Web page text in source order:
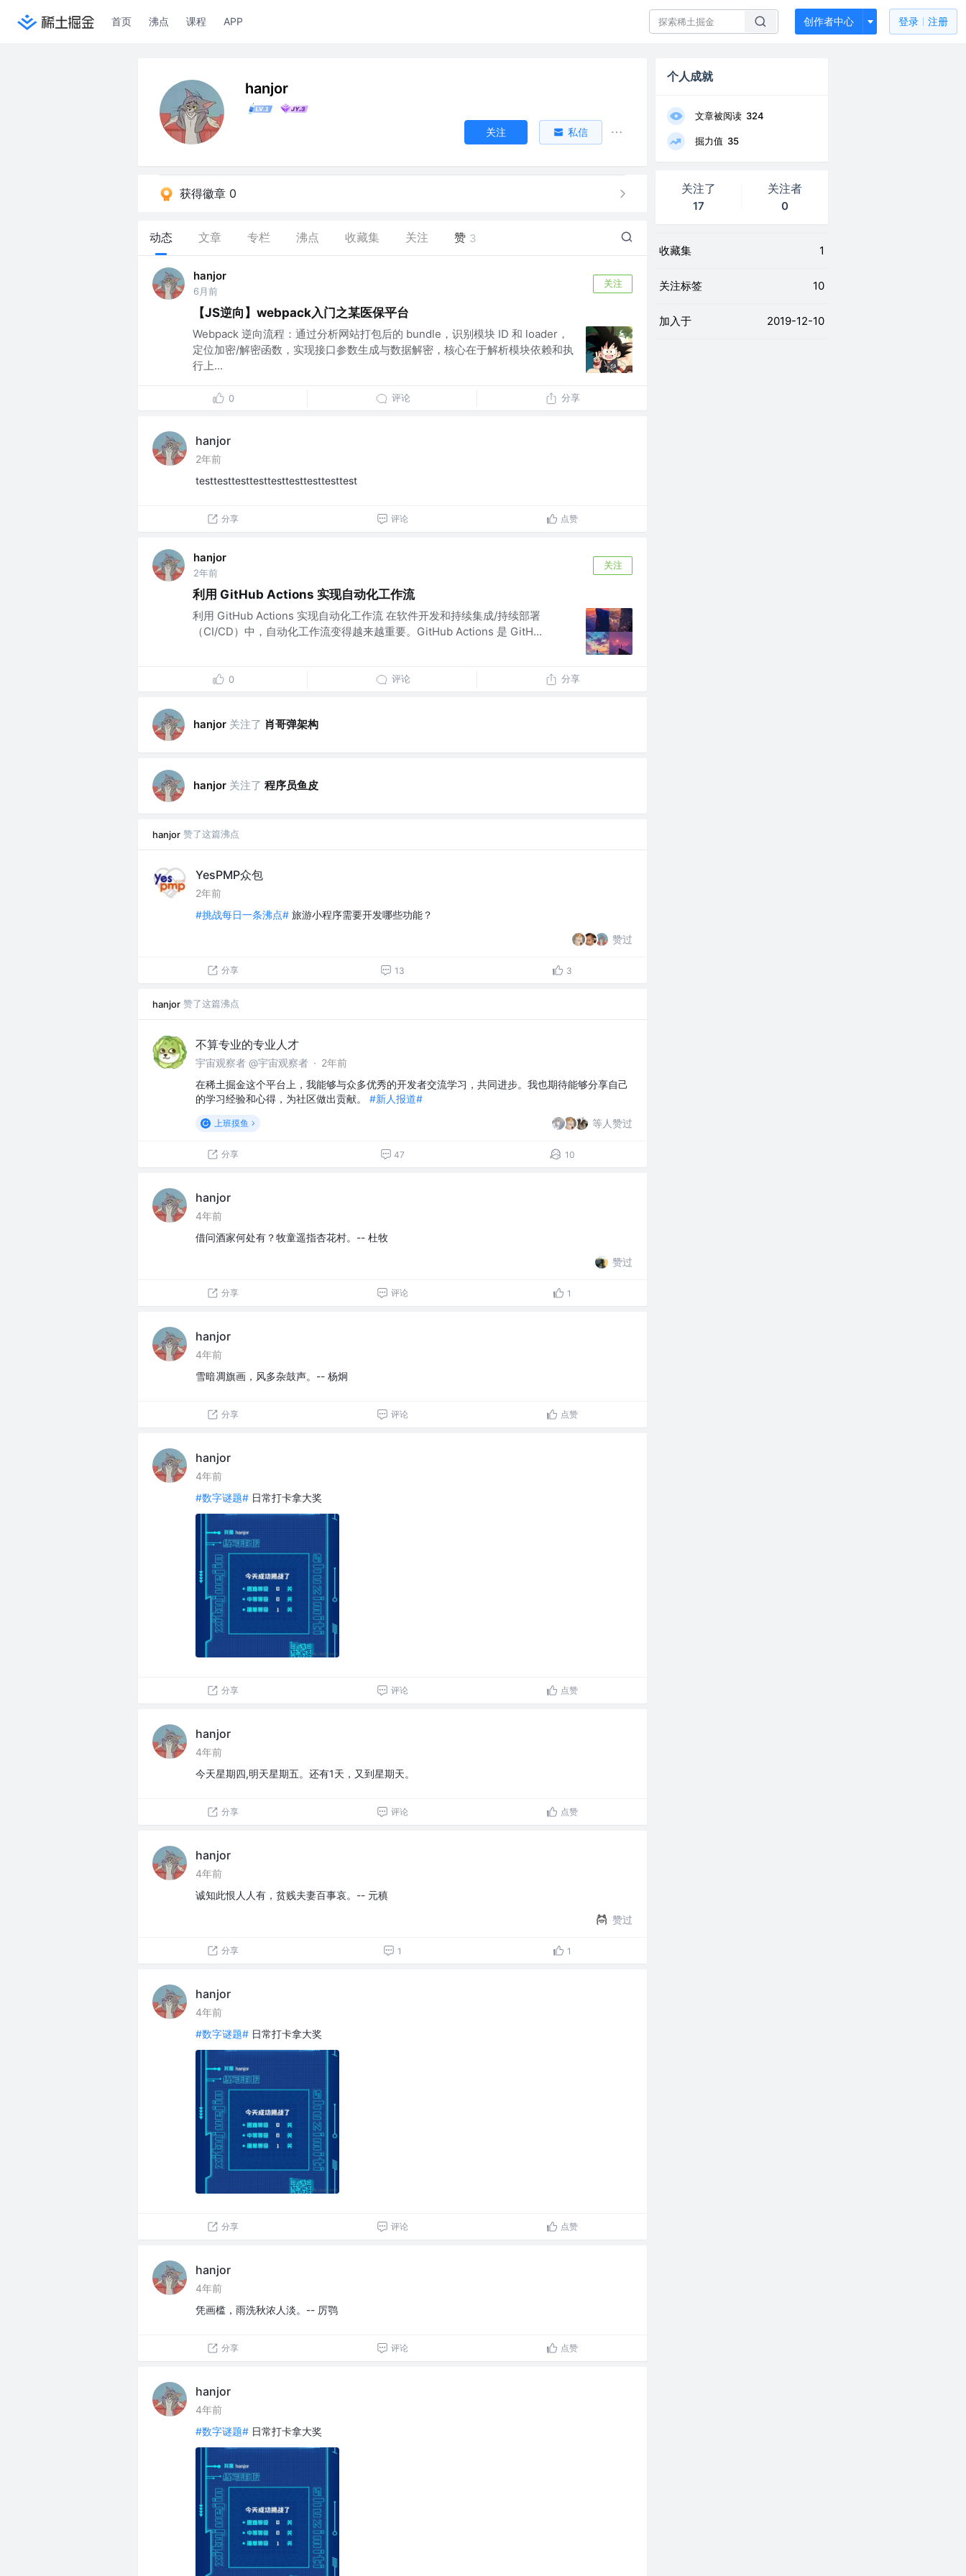
首页 沸点 课程 APP 创作者中心 登录 注册
hanjor
关注 私信
获得徽章 0
动态 文章 专栏 沸点 收藏集 关注 赞 3
hanjor
6月前
关注
【JS逆向】webpack入门之某医保平台
Webpack 逆向流程：通过分析网站打包后的 bundle，识别模块 ID 和 loader，
定位加密/解密函数，实现接口参数生成与数据解密，核心在于解析模块依赖和执
行上...
0 评论 分享
hanjor
2年前
testtesttesttesttesttesttesttesttest
分享 评论 点赞
hanjor
2年前
关注
利用 GitHub Actions 实现自动化工作流
利用 GitHub Actions 实现自动化工作流 在软件开发和持续集成/持续部署
（CI/CD）中，自动化工作流变得越来越重要。GitHub Actions 是 GitH...
0 评论 分享
hanjor 关注了 肖哥弹架构
hanjor 关注了 程序员鱼皮
hanjor 赞了这篇沸点
YesPMP众包
2年前
#挑战每日一条沸点# 旅游小程序需要开发哪些功能？
赞过
分享 13 3
hanjor 赞了这篇沸点
不算专业的专业人才
宇宙观察者 @宇宙观察者 · 2年前
在稀土掘金这个平台上，我能够与众多优秀的开发者交流学习，共同进步。我也期待能够分享自己
的学习经验和心得，为社区做出贡献。 #新人报道#
上班摸鱼 等人赞过
分享 47 10
hanjor
4年前
借问酒家何处有？牧童遥指杏花村。-- 杜牧
赞过
分享 评论 1
hanjor
4年前
雪暗凋旗画，风多杂鼓声。-- 杨炯
分享 评论 点赞
hanjor
4年前
#数字谜题# 日常打卡拿大奖
分享 评论 点赞
hanjor
4年前
今天星期四,明天星期五。还有1天，又到星期天。
分享 评论 点赞
hanjor
4年前
诚知此恨人人有，贫贱夫妻百事哀。-- 元稹
赞过
分享 1 1
hanjor
4年前
#数字谜题# 日常打卡拿大奖
分享 评论 点赞
hanjor
4年前
凭画槛，雨洗秋浓人淡。-- 厉鹗
分享 评论 点赞
hanjor
4年前
#数字谜题# 日常打卡拿大奖
个人成就
文章被阅读 324
掘力值 35
关注了
17
关注者
0
收藏集 1
关注标签 10
加入于 2019-12-10